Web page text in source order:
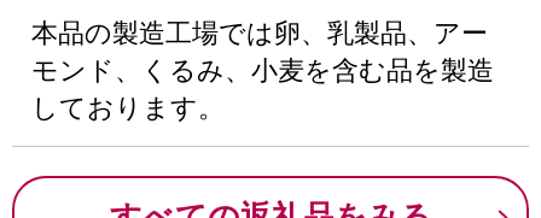
本品の製造工場では卵、乳製品、アー
モンド、くるみ、小麦を含む品を製造
しております。